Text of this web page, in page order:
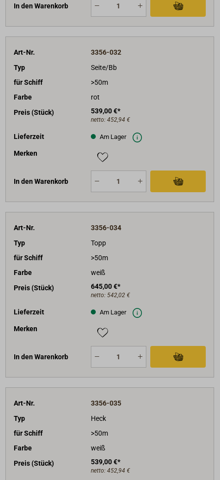
In den Warenkorb
Art-Nr.
3356-032
Typ
Seite/Bb
für Schiff
>50m
Farbe
rot
Preis (Stück)
539,00 €*
netto: 452,94 €
Lieferzeit Am Lager
Merken
In den Warenkorb
Art-Nr.
3356-034
Typ
Topp
für Schiff
>50m
Farbe
weiß
Preis (Stück)
645,00 €*
netto: 542,02 €
Lieferzeit Am Lager
Merken
In den Warenkorb
Art-Nr.
3356-035
Typ
Heck
für Schiff
>50m
Farbe
weiß
Preis (Stück)
539,00 €*
netto: 452,94 €